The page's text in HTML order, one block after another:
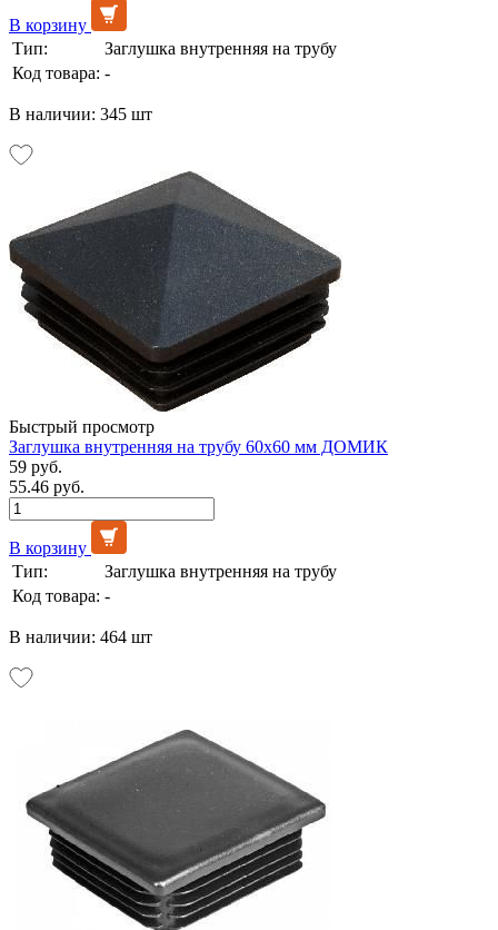
В корзину
Тип:
Заглушка внутренняя на трубу
Код товара: -
В наличии: 345 шт
Быстрый просмотр
Заглушка внутренняя на трубу 60х60 мм ДОМИК
59 руб.
55.46 руб.
В корзину
Тип:
Заглушка внутренняя на трубу
Код товара: -
В наличии: 464 шт